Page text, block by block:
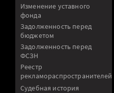
Изменение уставного
фонда
Задолженность перед
бюджетом
Задолженность перед
ФСЗН
Реестр
рекламораспространителей
Судебная история